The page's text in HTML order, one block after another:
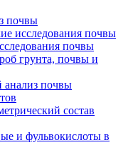
почвы
исследования почвы
почвы
грунта, почвы и
анализ почвы
состав
и фульвокислоты в